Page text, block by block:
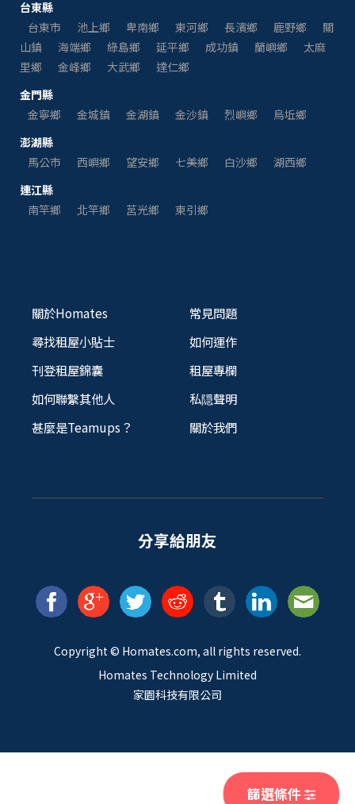
篩選條件
台東縣
台東市
池上鄉 卑南鄉 東河鄉 長濱鄉 鹿野鄉
關
山鎮
海端鄉 綠島鄉 延平鄉 成功鎮 蘭嶼鄉
太麻
里鄉
金峰鄉 大武鄉
達仁鄉
金門縣
金寧鄉
金城鎮 金湖鎮 金沙鎮 烈嶼鄉
烏坵鄉
澎湖縣
馬公市
西嶼鄉 望安鄉 七美鄉 白沙鄉
湖西鄉
連江縣
南竿鄉
北竿鄉 莒光鄉 東引鄉
關於Homates
尋找租屋小貼士
刊登租屋錦囊
如何聯繫其他人
甚麼是Teamups？
常見問題
如何運作
租屋專欄
私隠聲明
關於我們
分享給朋友
Copyright © Homates.com, all rights reserved.
Homates Technology Limited
家園科技有限公司